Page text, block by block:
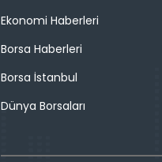
Ekonomi Haberleri
Borsa Haberleri
Borsa İstanbul
Dünya Borsaları